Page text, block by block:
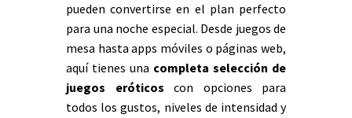
pueden convertirse en el plan perfecto
para una noche especial. Desde juegos de
mesa hasta apps móviles o páginas web,
aquí tienes una completa selección de
juegos eróticos con opciones para
todos los gustos, niveles de intensidad y